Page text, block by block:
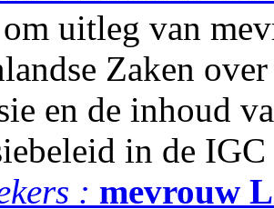
uitleg van
Zaken
en de inhoud
in de IGC
: mevrouw